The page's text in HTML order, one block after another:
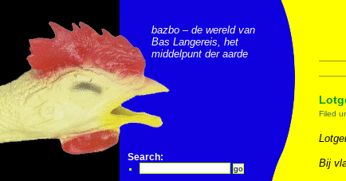
bazbo – de wereld van
Bas Langereis, het
middelpunt der aarde
Search:
Filed
Bij